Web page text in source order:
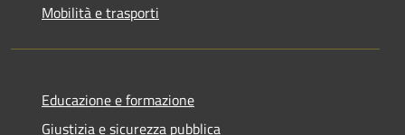
Mobilità e trasporti
Educazione e formazione
Giustizia e sicurezza pubblica